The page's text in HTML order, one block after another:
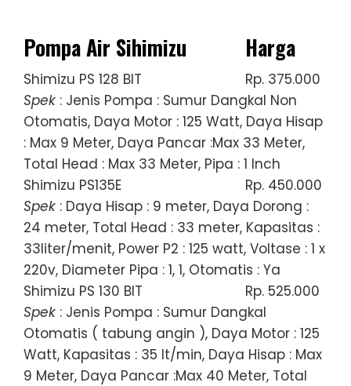
Pompa Air Sihimizu Harga
Shimizu PS 128 BIT
Rp. 375.000
Spek : Jenis Pompa : Sumur Dangkal Non
Otomatis, Daya Motor : 125 Watt, Daya Hisap
: Max 9 Meter, Daya Pancar :Max 33 Meter,
Total Head : Max 33 Meter, Pipa : 1 Inch
Shimizu PS135E
Rp. 450.000
Spek : Daya Hisap : 9 meter, Daya Dorong :
24 meter, Total Head : 33 meter, Kapasitas :
33liter/menit, Power P2 : 125 watt, Voltase : 1 x
220v, Diameter Pipa : 1, 1, Otomatis : Ya
Shimizu PS 130 BIT
Rp. 525.000
Spek : Jenis Pompa : Sumur Dangkal
Otomatis ( tabung angin ), Daya Motor : 125
Watt, Kapasitas : 35 lt/min, Daya Hisap : Max
9 Meter, Daya Pancar :Max 40 Meter, Total